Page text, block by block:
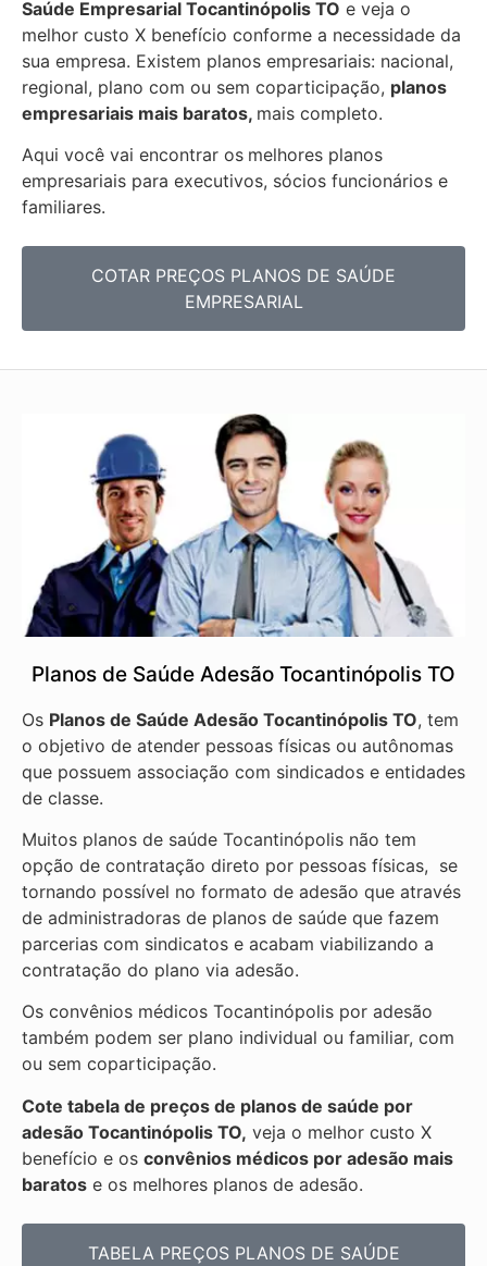
Saúde Empresarial Tocantinópolis TO e veja o
melhor custo X benefício conforme a necessidade da
sua empresa. Existem planos empresariais: nacional,
regional, plano com ou sem coparticipação, planos
empresariais mais baratos, mais completo.
Aqui você vai encontrar os melhores planos
empresariais para executivos, sócios funcionários e
familiares.
COTAR PREÇOS PLANOS DE SAÚDE
EMPRESARIAL
Planos de Saúde Adesão Tocantinópolis TO
Os Planos de Saúde Adesão Tocantinópolis TO, tem
o objetivo de atender pessoas físicas ou autônomas
que possuem associação com sindicados e entidades
de classe.
Muitos planos de saúde Tocantinópolis não tem
opção de contratação direto por pessoas físicas, se
tornando possível no formato de adesão que através
de administradoras de planos de saúde que fazem
parcerias com sindicatos e acabam viabilizando a
contratação do plano via adesão.
Os convênios médicos Tocantinópolis por adesão
também podem ser plano individual ou familiar, com
ou sem coparticipação.
Cote tabela de preços de planos de saúde por
adesão Tocantinópolis TO, veja o melhor custo X
benefício e os convênios médicos por adesão mais
baratos e os melhores planos de adesão.
TABELA PREÇOS PLANOS DE SAÚDE